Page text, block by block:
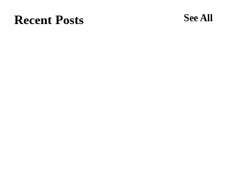
Recent Posts See All